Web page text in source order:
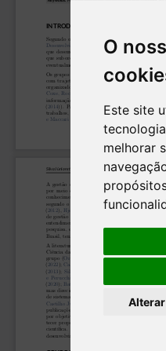
O
Este site
melhorar